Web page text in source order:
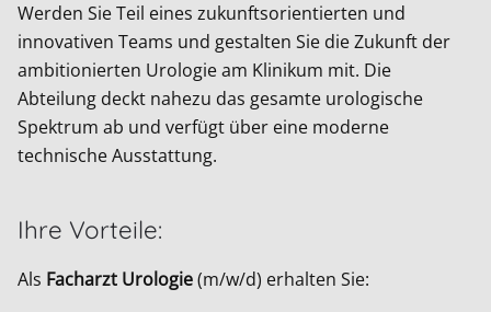
Werden Sie Teil eines zukunftsorientierten und
innovativen Teams und gestalten Sie die Zukunft der
ambitionierten Urologie am Klinikum mit. Die
Abteilung deckt nahezu das gesamte urologische
Spektrum ab und verfügt über eine moderne
technische Ausstattung.
Ihre Vorteile:
Als Facharzt Urologie(m/w/d) erhalten Sie: